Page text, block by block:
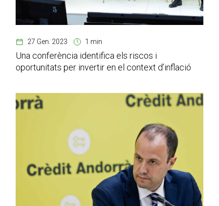
27 Gen. 2023 1 min
Una conferència identifica els riscos i
oportunitats per invertir en el context d’inflació